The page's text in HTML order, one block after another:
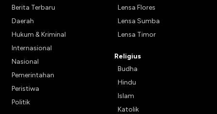
Berita Terbaru
Daerah
Hukum & Kriminal
Internasional
Nasional
Pemerintahan
Peristiwa
Politik
Lensa Flores
Lensa Sumba
Lensa Timor
Religius
Budha
Hindu
Islam
Katolik